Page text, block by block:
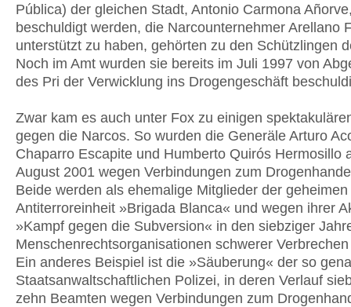
Pública) der gleichen Stadt, Antonio Carmona
beschuldigt werden, die Narcounternehmer Arellano
unterstützt zu haben, gehörten zu den Schützlingen
Noch im Amt wurden sie bereits im Juli 1997 von
des Pri der Verwicklung ins Drogengeschäft
Zwar kam es auch unter Fox zu einigen
gegen die Narcos. So wurden die Generäle Arturo
Chaparro Escapite und Humberto Quirós Hermosillo
August 2001 wegen Verbindungen zum
Beide werden als ehemalige Mitglieder der geheimen
Antiterroreinheit »Brigada Blanca« und wegen ihrer
»Kampf gegen die Subversion« in den siebziger
Menschenrechtsorganisationen schwerer
Ein anderes Beispiel ist die »Säuberung« der so
Staatsanwaltschaftlichen Polizei, in deren Verlauf
zehn Beamten wegen Verbindungen zum